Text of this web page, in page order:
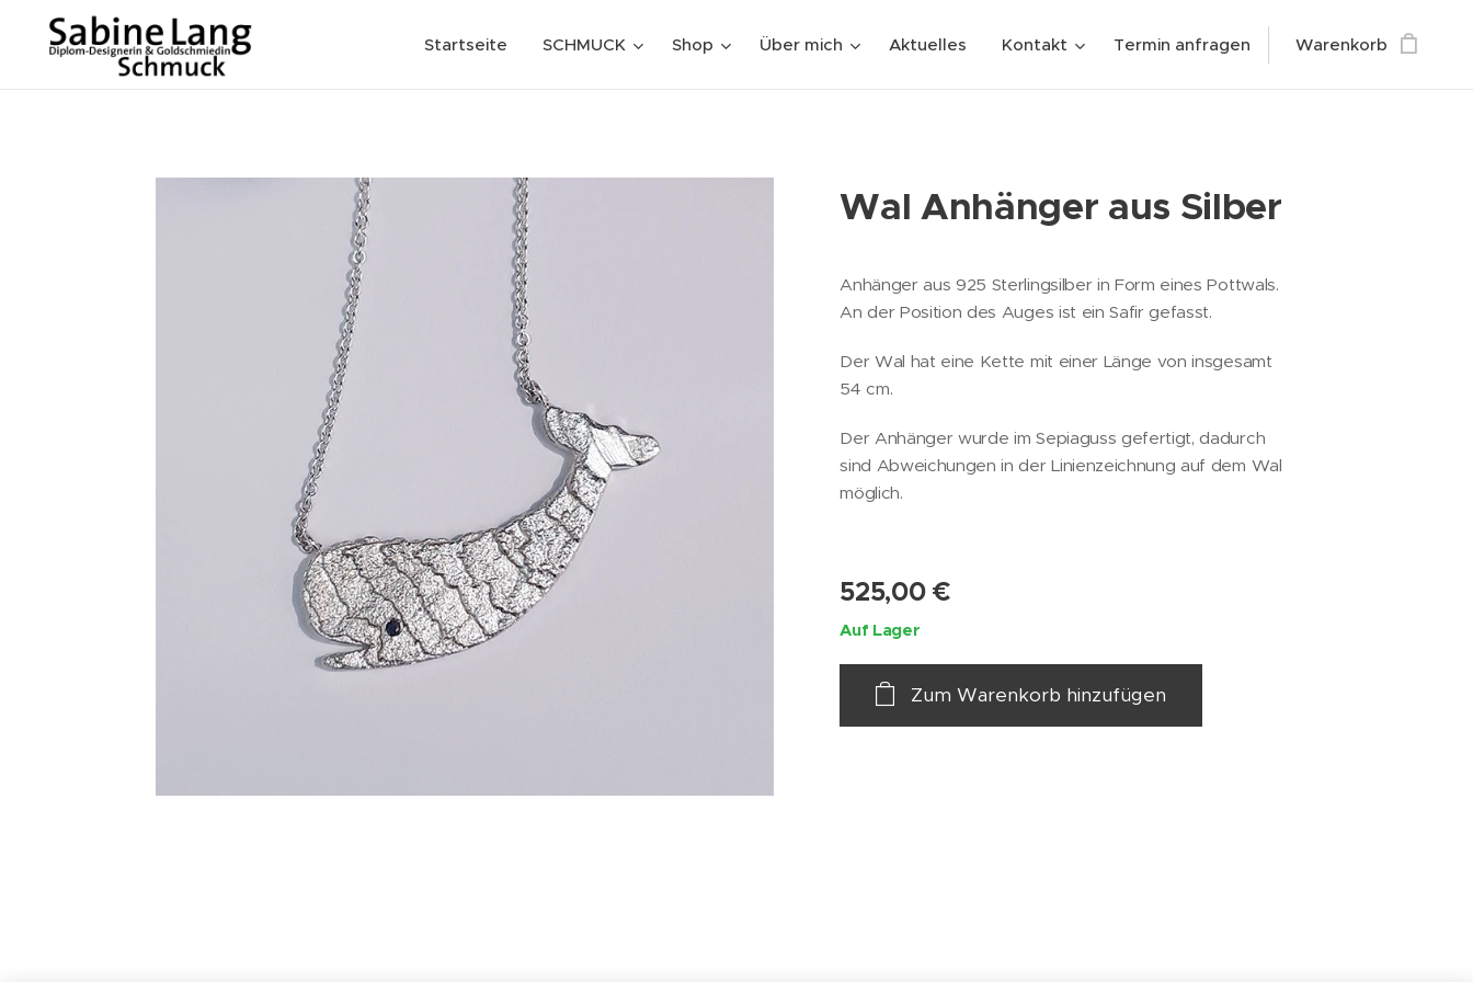
Startseite SCHMUCK Shop Über mich Aktuelles Kontakt Termin anfragen Warenkorb
Wal Anhänger aus Silber
Anhänger aus 925 Sterlingsilber in Form eines Pottwals.
An der Position des Auges ist ein Safir gefasst.
Der Wal hat eine Kette mit einer Länge von insgesamt
54 cm.
Der Anhänger wurde im Sepiaguss gefertigt, dadurch
sind Abweichungen in der Linienzeichnung auf dem Wal
möglich.
525,00€
Auf Lager
Zum Warenkorb hinzufügen